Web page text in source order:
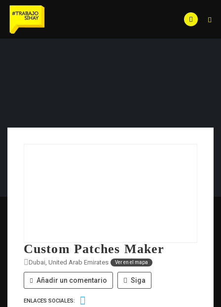
Custom Patches Maker
Dubai, United Arab Emirates Ver en el mapa
Añadir un comentario Siga
ENLACES SOCIALES: